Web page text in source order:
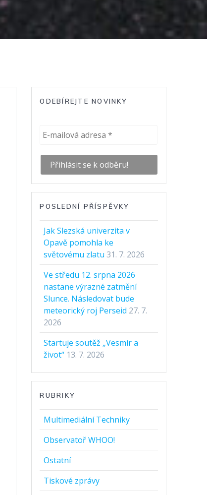
ODEBÍREJTE NOVINKY
POSLEDNÍ PŘÍSPĚVKY
Jak Slezská univerzita v
Opavě pomohla ke
světovému zlatu 31. 7. 2026
Ve středu 12. srpna 2026
nastane výrazné zatmění
Slunce. Následovat bude
meteorický roj Perseid 27. 7.
2026
Startuje soutěž „Vesmír a
život“ 13. 7. 2026
RUBRIKY
Multimediální Techniky
Observatoř WHOO!
Ostatní
Tiskové zprávy